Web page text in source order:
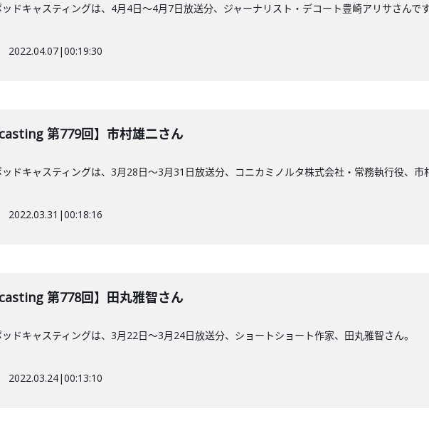
ドキャスティングは、4月4日〜4月7日放送分、ジャーナリスト・デコート豊崎アリサさんで
2022.04.07|00:19:30
第779回】市村雄二さん
ドキャスティングは、3月28日〜3月31日放送分、コニカミノルタ株式会社・常務執行役、市
2022.03.31 |00:18:16
第778回】田丸雅智さん
ドキャスティングは、3月22日〜3月24日放送分、ショートショート作家、田丸雅智さん。
2022.03.24|00:13:10